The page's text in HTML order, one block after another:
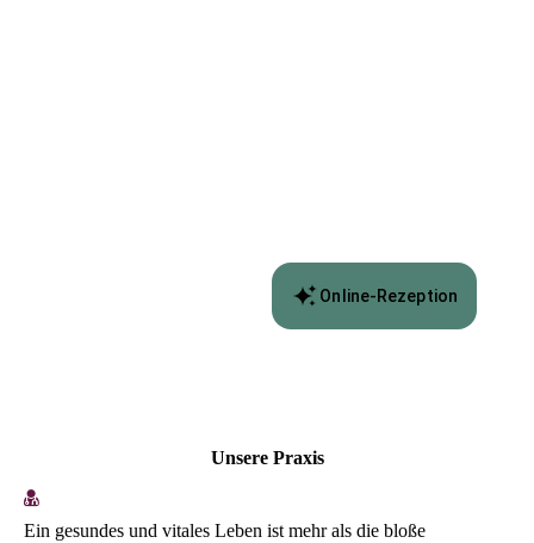
Unsere Praxis
Ein gesundes und vitales Leben ist mehr als die bloße